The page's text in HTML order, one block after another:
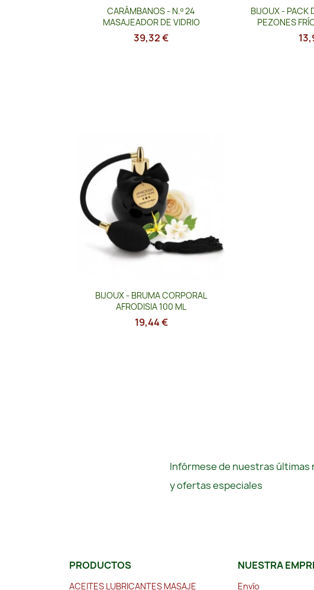
Vista rápida
CARÁMBANOS - N.º 24
MASAJEADOR DE VIDRIO
39,32 €

BIJOUX - PACK
PEZONES
Vista rápida
BIJOUX - BRUMA CORPORAL
AFRODISIA 100 ML
19,44 €
Infórmese de nuestras últimas
y ofertas especiales
PRODUCTOS
ACEITES LUBRICANTES MASAJE
NUESTRA
Envío